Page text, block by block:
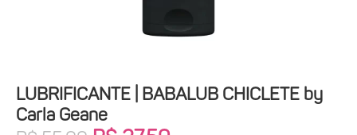
LUBRIFICANTE | BABALUB CHICLETE by
Carla Geane